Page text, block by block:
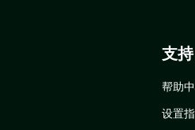
支持
帮助
设置